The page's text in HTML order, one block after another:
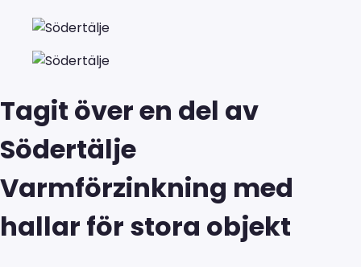
Tagit över en del av
Södertälje
Varmförzinkning med
hallar för stora objekt